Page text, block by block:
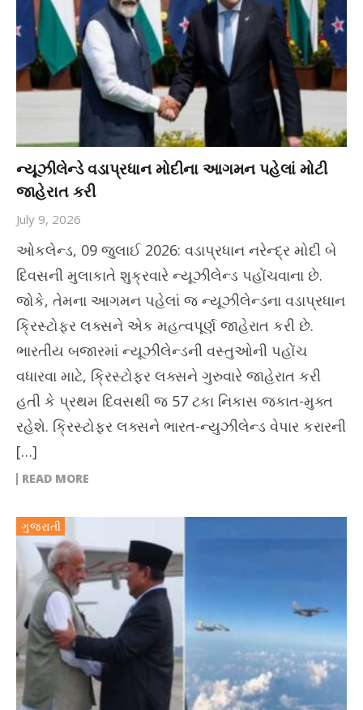
ન્યૂઝીલેન્ડે વડાપ્રધાન મોદીના આગમન પહેલાં મોટી
જાહેરાત કરી
July 9, 2026
ઓકલેન્ડ, 09 જુલાઈ 2026: વડાપ્રધાન નરેન્દ્ર મોદી બે
દિવસની મુલાકાતે શુક્રવારે ન્યૂઝીલેન્ડ પહોંચવાના છે.
જોકે, તેમના આગમન પહેલાં જ ન્યૂઝીલેન્ડના વડાપ્રધાન
ક્રિસ્ટોફર લક્સને એક મહત્વપૂર્ણ જાહેરાત કરી છે.
ભારતીય બજારમાં ન્યૂઝીલેન્ડની વસ્તુઓની પહોંચ
વધારવા માટે, ક્રિસ્ટોફર લક્સને ગુરુવારે જાહેરાત કરી
હતી કે પ્રથમ દિવસથી જ 57 ટકા નિકાસ જકાત-મુક્ત
રહેશે. ક્રિસ્ટોફર લક્સને ભારત-ન્યુઝીલેન્ડ વેપાર કરારની
[…]
READ MORE
ગુજરાતી